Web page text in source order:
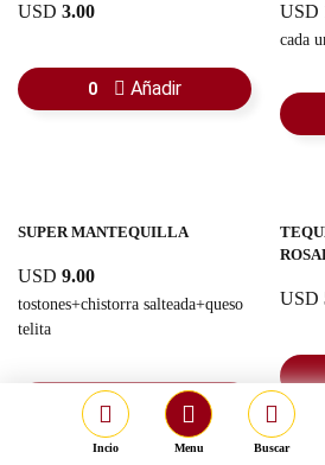
Incio Menu Buscar
USD 3.00
0 Añadir
USD
cada
SUPER MANTEQUILLA
USD 9.00
tostones+chistorra salteada+queso
telita
0 Añadir
USD